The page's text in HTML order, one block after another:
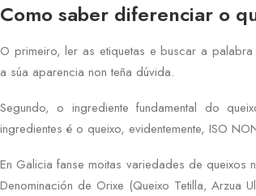
Como saber diferenciar o
O primeiro, ler as etiquetas e buscar a palabra
a súa aparencia non teña dúvida.
Segundo, o ingrediente fundamental do
ingredientes é o queixo, evidentemente, ISO
En Galicia fanse moitas variedades de queixos
Denominación de Orixe (Queixo Tetilla, Arzua